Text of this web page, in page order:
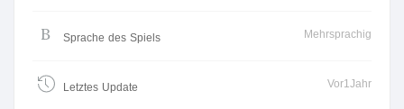
Sprache des Spiels Mehrsprachig
Letztes Update Vor1Jahr